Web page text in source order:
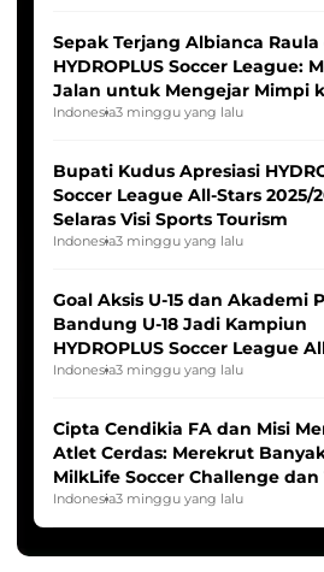
Sepak Terjang Albianca Raula
HYDROPLUS Soccer League:
Jalan untuk Mengejar Mimpi
Indonesia Putri
Indonesia3 minggu yang lalu
Bupati Kudus Apresiasi
Soccer League All-Stars 2025/
Selaras Visi Sports Tourism
Indonesia3 minggu yang lalu
Goal Aksis U-15 dan Akademi
Bandung U-18 Jadi Kampiun
HYDROPLUS Soccer League
2025/2026
Indonesia3 minggu yang lalu
Cipta Cendikia FA dan Misi
Atlet Cerdas: Merekrut
MilkLife Soccer Challenge
HYDROPLUS Soccer League
Indonesia3 minggu yang lalu